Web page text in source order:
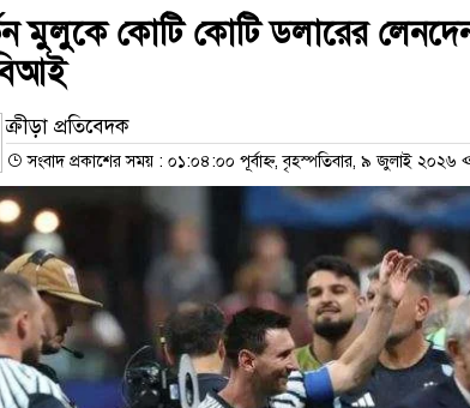
মুলুকে কোটি কোটি ডলারের
ক্রীড়া প্রতিবেদক
সংবাদ প্রকাশের সময় : ০১:০৪:০০ পূর্বাহ্ন, বৃহস্পতিবার, ৯ জুলাই ২০২৬